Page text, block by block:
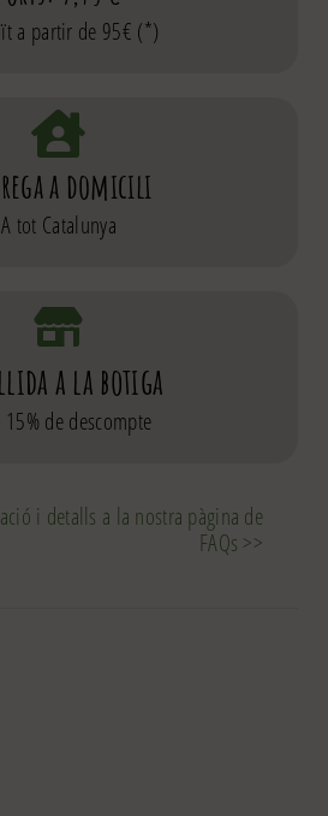
a partir de 95€ (*)
a domicili
A tot Catalunya
a la botiga
de descompte
i detalls a la nostra pàgina de
FAQs >>